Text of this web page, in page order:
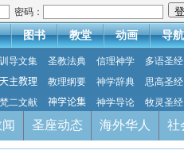
密码：
图书 教堂 动画 导航
训导文集 圣教法典 信理神学
多语圣经
天主教理
教理纲要 神学辞典
思高圣经
梵二文献
神学论集 神学导论 牧灵圣经
圣座动态 海外华人 社